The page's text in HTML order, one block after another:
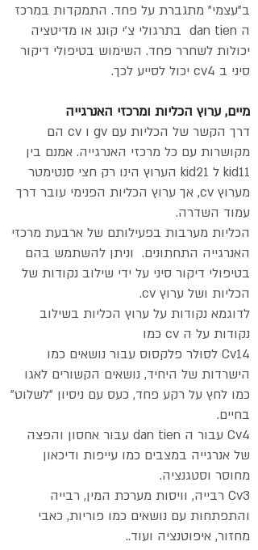
ב"עצמי" מתגברת על פחד. התמקדות במרכז
ה dan tien בתרגולי צ'י קונג או מדיטציה
יכולות לשחרר פחד. השימוש בטיפולי דיקור
סיני ב cv4 יכול לסייע לכך.
מיים, ערוץ הכליות ומרכזי האנרגייה
דרך הקשר של הכליות עם gv ו cv הם
מקושרות עם כל מרכזי האנרגייה. אמנם בין
kid11 ל kid21 הערוץ הינו רק חצי סנטימטר
מערוץ cv, אך ערוץ הכליות הפנימי עובר דרך
עמוד השדרה.
הכליות מערבות בפעילותם של ארבעת מרכזי
האנרגייה התחתונים. וניתן להשתמש בהם
בטיפולי דיקור סיני על ידי שילוב נקודות של
הכליות ושל ערוץ cv.
לדוגמא נקודות על ערוץ הכליות בשילוב
נקודות על ה cv כמו
Cv14 לסולר פלקסוס עבור נושאים כמו
הישרדות של היחיד, נושאים הקשורים לאגו
כמו לחץ על רקע פחד, כעס עם ניסיון "לשלוט"
בחיים.
Cv4 עבור ה dan tien עבור אחסון והפצה
של אנרגייה במצבים כמו עייפות ודיכאון
מחוסר וסטגנציה.
Cv3 רבייה, וויסות מערכת המין, רבייה
והתפתחות עם נושאים כמו פוריות, כאבי
מחזור, איפוטנציה ועוד..